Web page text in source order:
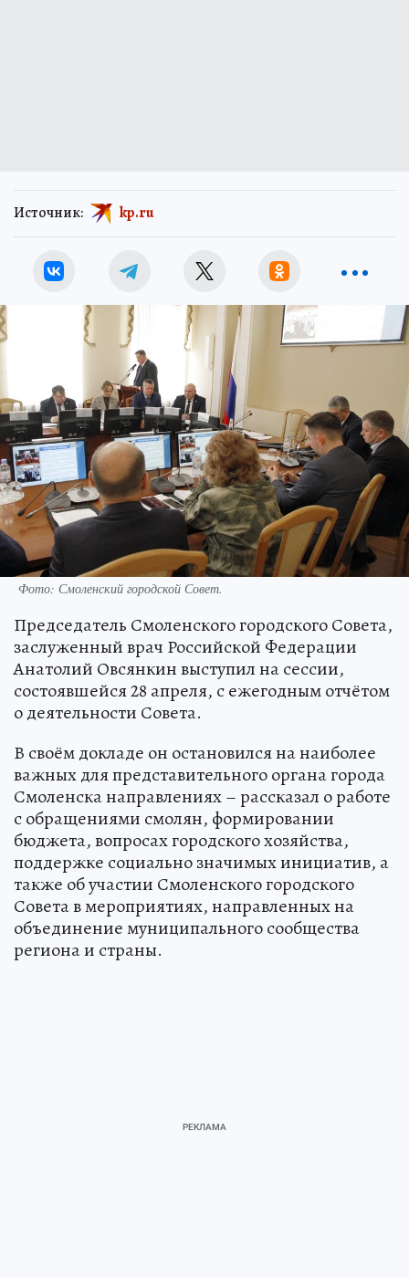
Источник: kp.ru
Фото: Смоленский городской Совет.
Председатель Смоленского городского Совета,
заслуженный врач Российской Федерации
Анатолий Овсянкин выступил на сессии,
состоявшейся 28 апреля, с ежегодным отчётом
о деятельности Совета.
В своём докладе он остановился на наиболее
важных для представительного органа города
Смоленска направлениях – рассказал о работе
с обращениями смолян, формировании
бюджета, вопросах городского хозяйства,
поддержке социально значимых инициатив, а
также об участии Смоленского городского
Совета в мероприятиях, направленных на
объединение муниципального сообщества
региона и страны.